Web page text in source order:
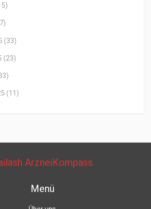
(33)
(23)
(11)
ArzneiKompass
Menü